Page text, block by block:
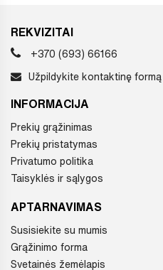
REKVIZITAI
+370 (693) 66166
Užpildykite kontaktinę formą
INFORMACIJA
Prekių grąžinimas
Prekių pristatymas
Privatumo politika
Taisyklės ir sąlygos
APTARNAVIMAS
Susisiekite su mumis
Grąžinimo forma
Svetainės žemėlapis